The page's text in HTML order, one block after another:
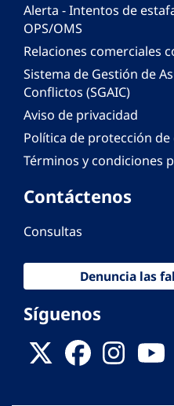
Alerta - Intentos de
OPS/OMS
Relaciones comerciales
Sistema de Gestión de
Conflictos (SGAIC)
Aviso de privacidad
Política de protección
Términos y condiciones
Contáctenos
Consultas
Denuncia las
Síguenos